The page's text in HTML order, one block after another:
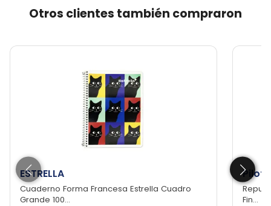
Otros clientes también compraron
ESTRELLA
Cuaderno Forma Francesa Estrella Cuadro
Grande 100...
Pilot
Fin...